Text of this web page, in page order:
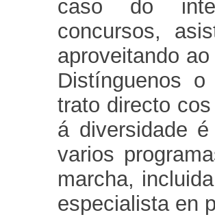
caso do
concursos,
aproveitando
Distínguenos
trato directo
á diversidade
varios
marcha,
especialista en